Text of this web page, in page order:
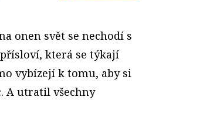
onen svět se nechodí s
která se týkají
vybízejí k tomu, aby si
A utratil všechny